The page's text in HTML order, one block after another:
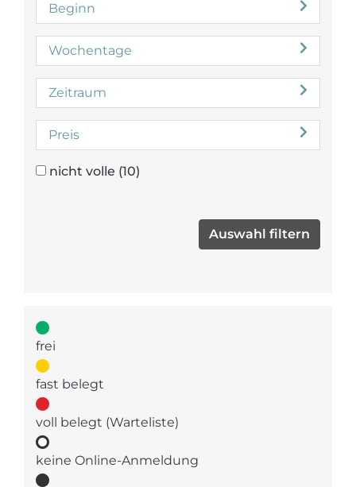
Beginn
Wochentage
Zeitraum
Preis
nicht volle (10)
frei
fast belegt
voll belegt (Warteliste)
keine Online-Anmeldung